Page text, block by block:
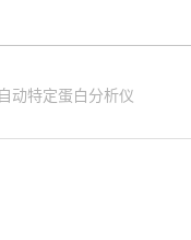
动特定蛋白分析仪